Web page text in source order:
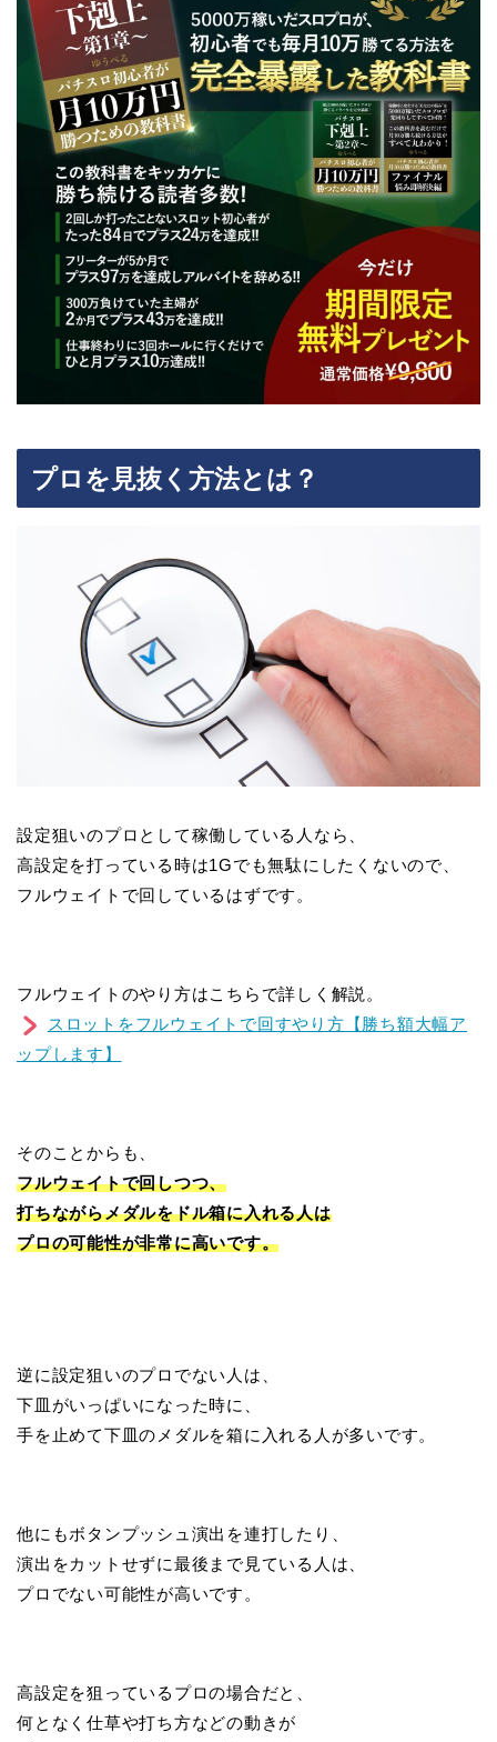
プロを見抜く方法とは？
設定狙いのプロとして稼働している人なら、
高設定を打っている時は1Gでも無駄にしたくないので、
フルウェイトで回しているはずです。
フルウェイトのやり方はこちらで詳しく解説。
スロットをフルウェイトで回すやり方【勝ち額大幅ア
ップします】
そのことからも、
フルウェイトで回しつつ、
打ちながらメダルをドル箱に入れる人は
プロの可能性が非常に高いです。
逆に設定狙いのプロでない人は、
下皿がいっぱいになった時に、
手を止めて下皿のメダルを箱に入れる人が多いです。
他にもボタンプッシュ演出を連打したり、
演出をカットせずに最後まで見ている人は、
プロでない可能性が高いです。
高設定を狙っているプロの場合だと、
何となく仕草や打ち方などの動きが